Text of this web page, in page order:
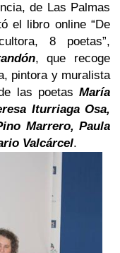
de Las Palmas
el libro online “De
8 poetas”,
,que recoge
pintora y muralista
las poetas María
Iturriaga Osa,
Marrero, Paula
Valcárcel.